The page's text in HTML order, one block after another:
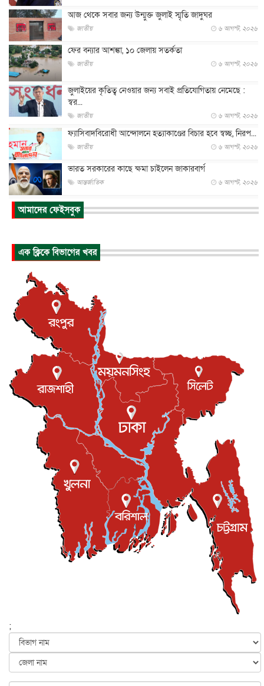
আজ থেকে সবার জন্য উন্মুক্ত জুলাই স্মৃতি জাদুঘর
জাতীয় ৬ আগস্ট, ২০২৬
ফের বন্যার আশঙ্কা, ১০ জেলায় সতর্কতা
জাতীয় ৬ আগস্ট, ২০২৬
জুলাইয়ের কৃতিত্ব নেওয়ার জন্য সবাই প্রতিযোগিতায় নেমেছে :
স্বর...
জাতীয় ৬ আগস্ট, ২০২৬
ফ্যাসিবাদবিরোধী আন্দোলনে হত্যাকাণ্ডের বিচার হবে স্বচ্ছ, নিরপ...
জাতীয় ৬ আগস্ট, ২০২৬
ভারত সরকারের কাছে ক্ষমা চাইলেন জাকারবার্গ
আন্তর্জাতিক ৬ আগস্ট, ২০২৬
আকাশে ট্রাম্পের হেলিকপ্টার ও যাত্রীবাহী বিমান মুখোমুখি, তদন্...
আন্তর্জাতিক
আন্তর্জাতিক ৬ আগস্ট, ২০২৬
টি-টোয়েন্টি ইতিহাসের সর্বোচ্চ রানের মালিক এখন জস বাটলার
বস্তিতে কেটেছে শৈশব, আজ মুম্বাইয়ে দুই বাড়ির মালিক
বিনোদন ৬ আগস্ট, ২০২৬
যুক্তরাজ্যে বসবাসরত জাতীয়তাবাদী কুলাউড়াবাসীর মত বিনিময়
সভা...
ইউকে কমিউনিটি ৫ আগস্ট, ২০২৬
প্রধানমন্ত্রীকে সৌদি আরব সফরের আমন্ত্রণ
জাতীয় ৫ আগস্ট, ২০২৬
জুলাই গণ-অভ্যুত্থান দিবস আজ, স্মরণে দেশজুড়ে কর্মসূচি
জাতীয় ৫ আগস্ট, ২০২৬
জনগণ পরিবর্তন চেয়েছে বলেই জুলাই আন্দোলন সফল :
৫ আগস্ট, ২০২৬
বেনজীর আহমেদের সঙ্গে পরীমনির ঘনিষ্ঠ সম্পর্ক ছিল : নাসির
মাহম...
জাতীয় ৫ আগস্ট, ২০২৬
হরমুজ নিয়ে ইরান-মার্কিন চুক্তি হতে পারে আজ : মার্কিন অর্থমন...
৫ আগস্ট, ২০২৬
পৃথিবীর দিকে আসছে বিধ্বংসী বস্তু, পারমাণবিক বোমা দিয়ে করা
আন্তর্জাতিক ৫ আগস্ট, ২০২৬
কেনিয়ায় ১৫ হাতির রহস্যজনক মৃত্যু, সন্দেহের মুখে কীটনাশকের
আমাদের ফেইসবুক
এক ক্লিকে বিভাগের খবর
;